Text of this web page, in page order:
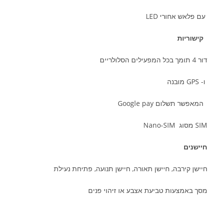
עם פלאש אחורי LED
קישוריות
דור 4 תומך בכל המפעילים הסלולריים
ו- GPS מובנה
המאפשר תשלום Google pay
SIM מסוג Nano-SIM
חיישנים
חיישן קירבה, חיישן תאורה, חיישן תנועה, פתיחת נעילת
מסך באמצעות טביעת אצבע או זיהוי פנים